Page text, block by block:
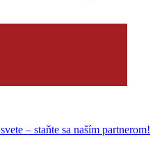
– staňte sa naším partnerom!